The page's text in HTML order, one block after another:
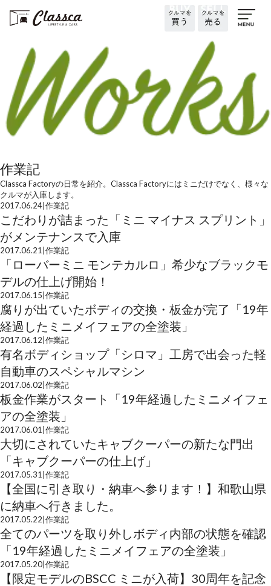
作業記
Classca Factoryの日常を紹介。Classca Factoryにはミニだけでなく、様々な
クルマが入庫します。
2017.06.24 作業記
こだわりが詰まった「ミニ マイナス スプリント」
がメンテナンスで入庫
2017.06.21 作業記
「ローバーミニ モンテカルロ」希少なブラックモ
デルの仕上げ開始！
2017.06.15 作業記
腐りが出ていたボディの交換・板金が完了「19年
経過したミニメイフェアの全塗装」
2017.06.12 作業記
有名ボディショップ「シロマ」工房で出会った軽
自動車のスペシャルマシン
2017.06.02 作業記
板金作業がスタート「19年経過したミニメイフェ
アの全塗装」
2017.06.01 作業記
大切にされていたキャブクーパーの新たな門出
「キャブクーパーの仕上げ」
2017.05.31 作業記
【全国に引き取り・納車へ参ります！】和歌山県
に納車へ行きました。
2017.05.22 作業記
全てのパーツを取り外しボディ内部の状態を確認
「19年経過したミニメイフェアの全塗装」
2017.05.20 作業記
【限定モデルのBSCC ミニが入荷】30周年を記念